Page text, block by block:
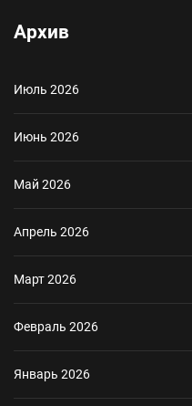
Архив
Июль 2026
Июнь 2026
Май 2026
Апрель 2026
Март 2026
Февраль 2026
Январь 2026